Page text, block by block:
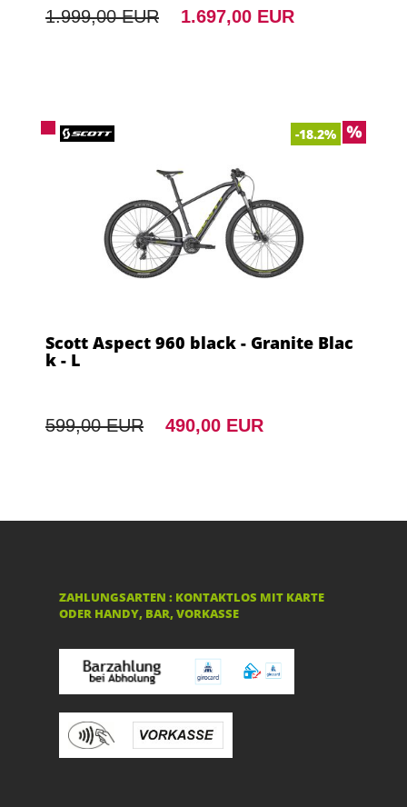
1.999,00 EUR 1.697,00 EUR
-18.2%
Scott Aspect 960 black - Granite Blac
k - L
599,00 EUR 490,00 EUR
ZAHLUNGSARTEN : KONTAKTLOS MIT KARTE
ODER HANDY, BAR, VORKASSE